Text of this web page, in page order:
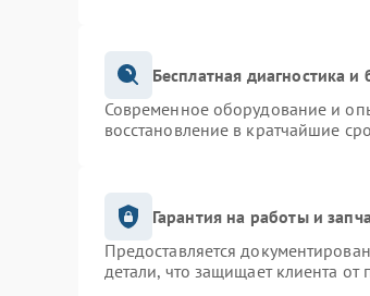
Бесплатная диагностика
Современное оборудование и
восстановление в кратчайшие
Гарантия на работы и
Предоставляется
детали, что защищает клиента